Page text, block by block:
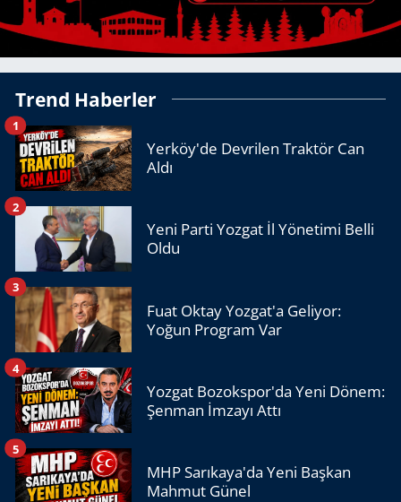
Trend Haberler
Yerköy'de Devrilen Traktör Can
Aldı
1
Yeni Parti Yozgat İl Yönetimi Belli
Oldu
2
Fuat Oktay Yozgat'a Geliyor:
Yoğun Program Var
3
Yozgat Bozokspor'da Yeni Dönem:
Şenman İmzayı Attı
4
MHP Sarıkaya'da Yeni Başkan
Mahmut Günel
5